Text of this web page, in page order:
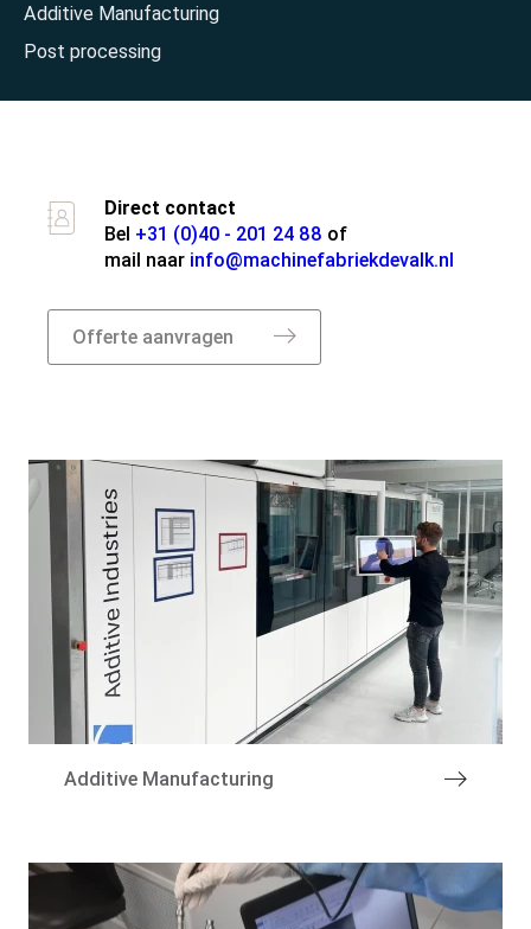
Over ons
Over de groep
Specialismen
Additive Manufacturing
Post processing
Direct contact
Bel +31 (0)40 - 201 24 88 of
mail naar info@machinefabriekdevalk.nl
Offerte aanvragen
Additive Manufacturing